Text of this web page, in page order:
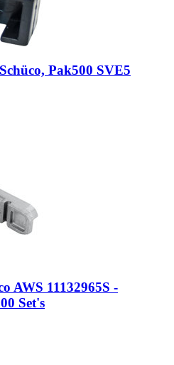
Pak500 SVE5
AWS 11132965S -
Set's